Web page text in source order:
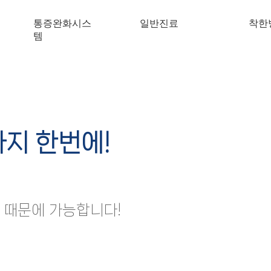
통증완화시스
템
일반진료 착한
한번에!
문에 가능합니다!